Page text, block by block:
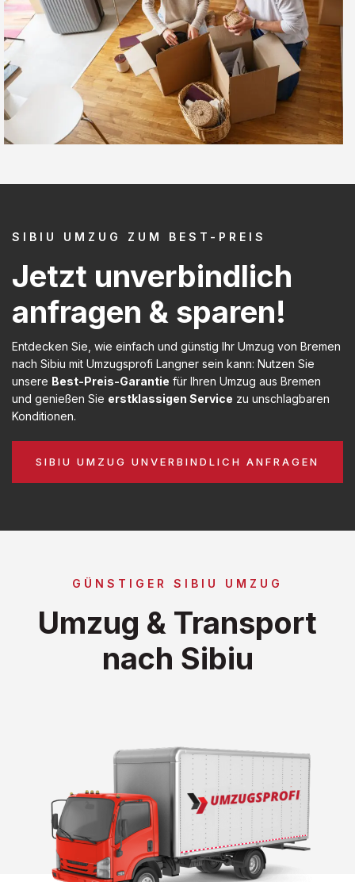
SIBIU UMZUG ZUM BEST-PREIS
Jetzt unverbindlich
anfragen & sparen!
Entdecken Sie, wie einfach und günstig Ihr Umzug von Bremen
nach Sibiu mit Umzugsprofi Langner sein kann: Nutzen Sie
unsere Best-Preis-Garantie für Ihren Umzug aus Bremen
und genießen Sie erstklassigen Service zu unschlagbaren
Konditionen.
SIBIU UMZUG UNVERBINDLICH ANFRAGEN
GÜNSTIGER SIBIU UMZUG
Umzug & Transport
nach Sibiu